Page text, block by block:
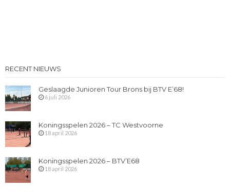
RECENT NIEUWS
Geslaagde Junioren Tour Brons bij BTV E’68!
6 juli 2026
Koningsspelen 2026 – TC Westvoorne
18 april 2026
Koningsspelen 2026 – BTV’E68
18 april 2026